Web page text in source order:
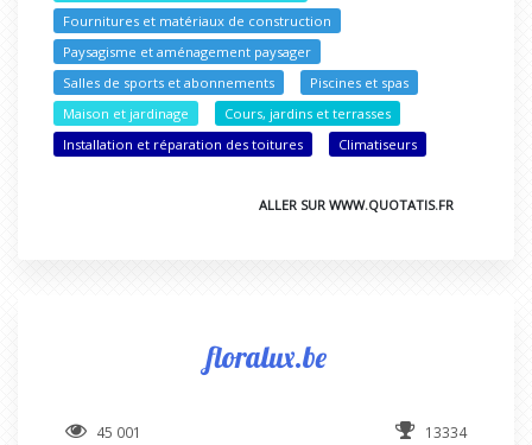
Fournitures et matériaux de construction
Paysagisme et aménagement paysager
Salles de sports et abonnements
Piscines et spas
Maison et jardinage
Cours, jardins et terrasses
Installation et réparation des toitures
Climatiseurs
ALLER SUR WWW.QUOTATIS.FR
floralux.be
45 001 13334